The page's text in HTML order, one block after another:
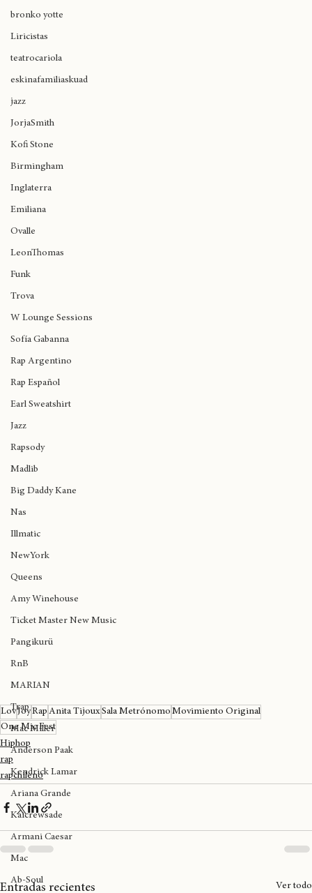
teatrocoliseo
bronko yotte
Liricistas
teatrocariola
eskinafamiliaskuad
jazz
JorjaSmith
Kofi Stone
Birmingham
Inglaterra
Emiliana
Ovalle
LeonThomas
Funk
Trova
W Lounge Sessions
Sofía Gabanna
Rap Argentino
Rap Español
Earl Sweatshirt
Jazz
Rapsody
Madlib
Big Daddy Kane
Nas
Illmatic
NewYork
Queens
Amy Winehouse
Ticket Master New Music
Pangikurü
RnB
MARIAN
Trap
Mac Miller
Anderson Paak
Kendrick Lamar
Ariana Grande
Kaicrewsade
Armani Caesar
Mac
LovJoyRapAnita Tijoux
One Mic Fest
Hiphop
rap
rapchileno